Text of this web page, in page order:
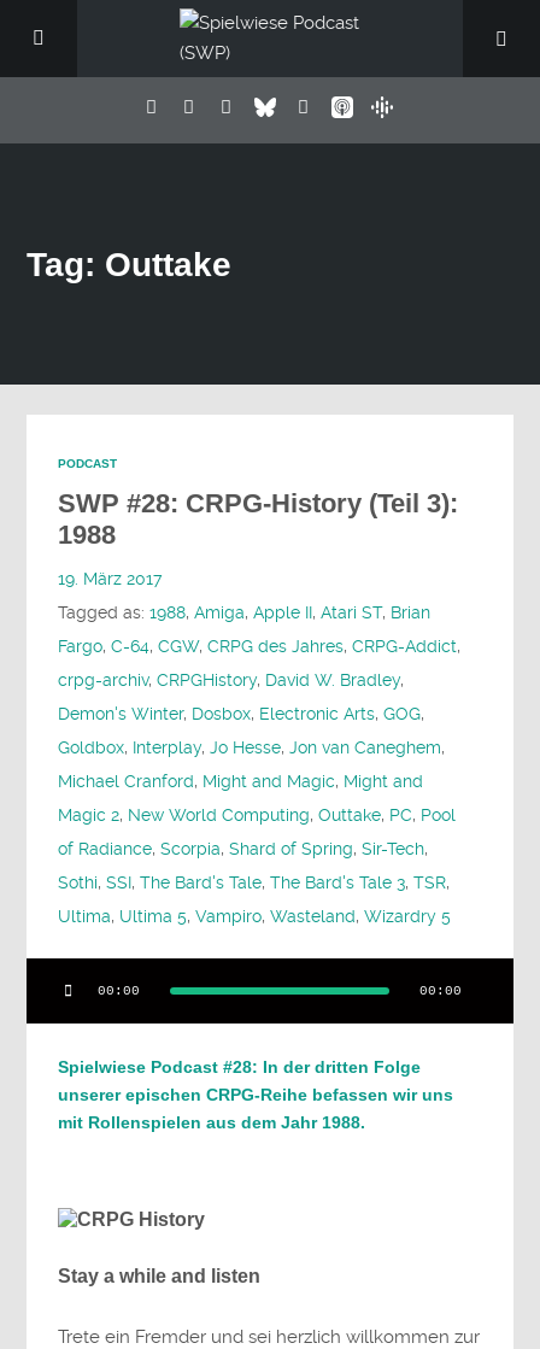
Tag: Outtake
PODCAST
SWP #28: CRPG-History (Teil 3):
1988
19. März 2017
Tagged as:1988,Amiga,Apple II,Atari ST, Brian
Fargo,C-64,CGW,CRPG des Jahres,CRPG-Addict,
crpg-archiv,CRPGHistory, David W. Bradley,
Demon's Winter, Dosbox, Electronic Arts,GOG,
Goldbox, Interplay,Jo Hesse,Jon van Caneghem,
Michael Cranford, Might and Magic, Might and
Magic 2, New World Computing,Outtake, PC, Pool
of Radiance,Scorpia,Shard of Spring,Sir-Tech,
Sothi,SSI,The Bard's Tale,The Bard's Tale 3,TSR,
Ultima, Ultima 5,Vampiro,Wasteland,Wizardry 5
Player
00:00 00:00
Spielwiese Podcast #28: In der dritten Folge
unserer epischen CRPG-Reihe befassen wir uns
mit Rollenspielen aus dem Jahr 1988.
Stay a while and listen
Trete ein Fremder und sei herzlich willkommen zur